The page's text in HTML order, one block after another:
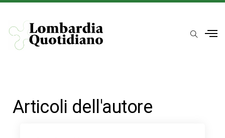
Articoli dell'autore